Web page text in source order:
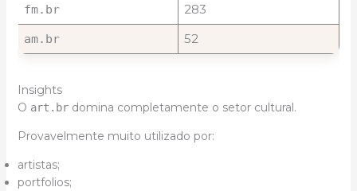
fm.br 283
am.br 52
Insights
O art.brdomina completamente o setor cultural.
Provavelmente muito utilizado por:
artistas;
portfolios;